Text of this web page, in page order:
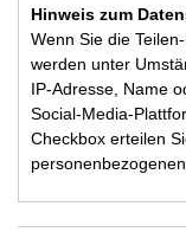
Hinweis zum
Wenn Sie die
werden unter
IP-Adresse, Name
Social-Media-
Checkbox erteilen